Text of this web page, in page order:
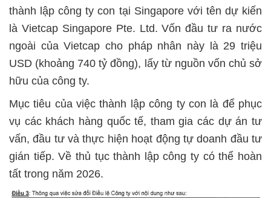
thành lập công ty con tại Singapore với tên dự kiến
là Vietcap Singapore Pte. Ltd. Vốn đầu tư ra nước
ngoài của Vietcap cho pháp nhân này là 29 triệu
USD (khoảng 740 tỷ đồng), lấy từ nguồn vốn chủ sở
hữu của công ty.
Mục tiêu của việc thành lập công ty con là để phục
vụ các khách hàng quốc tế, tham gia các dự án tư
vấn, đầu tư và thực hiện hoạt động tự doanh đầu tư
gián tiếp. Về thủ tục thành lập công ty có thể hoàn
tất trong năm 2026.